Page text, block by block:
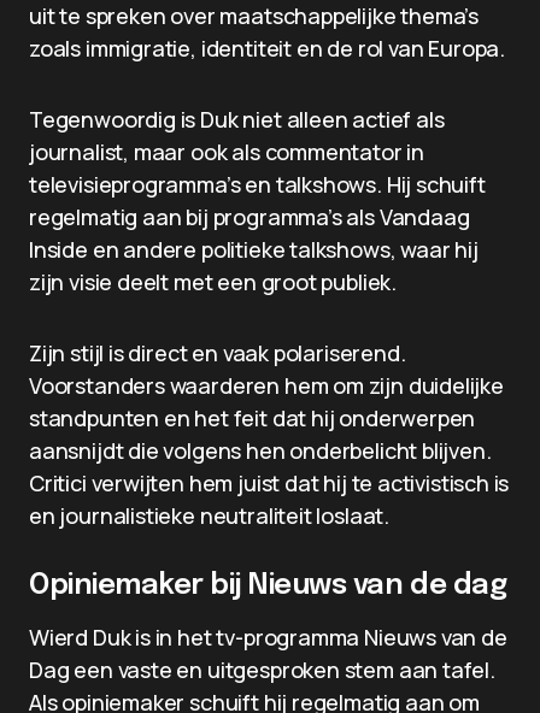
uit te spreken over maatschappelijke thema’s
zoals immigratie, identiteit en de rol van Europa.
Tegenwoordig is Duk niet alleen actief als
journalist, maar ook als commentator in
televisieprogramma’s en talkshows. Hij schuift
regelmatig aan bij programma’s als Vandaag
Inside en andere politieke talkshows, waar hij
zijn visie deelt met een groot publiek.
Zijn stijl is direct en vaak polariserend.
Voorstanders waarderen hem om zijn duidelijke
standpunten en het feit dat hij onderwerpen
aansnijdt die volgens hen onderbelicht blijven.
Critici verwijten hem juist dat hij te activistisch is
en journalistieke neutraliteit loslaat.
Opiniemaker bij Nieuws van de dag
Wierd Duk is in het tv-programma Nieuws van de
Dag een vaste en uitgesproken stem aan tafel.
Als opiniemaker schuift hij regelmatig aan om